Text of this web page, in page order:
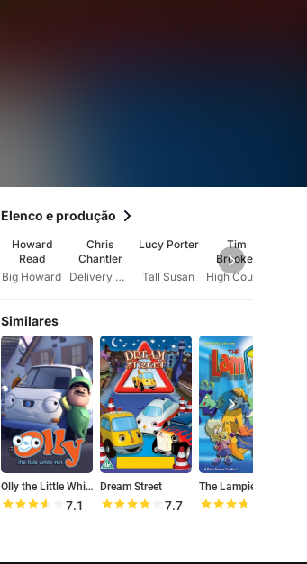
Elenco e produção
Howard
Read
Big Howard
Chris
Chantler
Delivery Man
Lucy Porter
Tall Susan
Tim
Brooke-
Taylor
Similares
Olly the Little White Van
7.1
Dream Street
7.7
The Lampies